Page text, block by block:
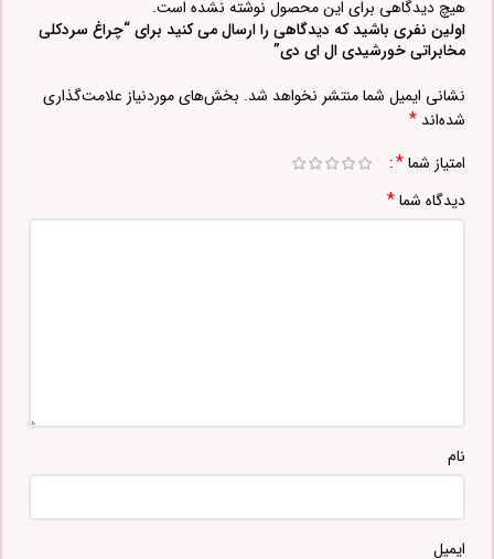
هیچ دیدگاهی برای این محصول نوشته نشده است.
اولین نفری باشید که دیدگاهی را ارسال می کنید برای “چراغ سردکلی
مخابراتی خورشیدی ال ای دی”
نشانی ایمیل شما منتشر نخواهد شد. بخش‌های موردنیاز علامت‌گذاری
شده‌اند *
امتیاز شما*
دیدگاه شما*
نام
ایمیل